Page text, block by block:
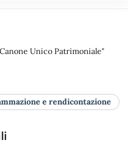
Unico Patrimoniale"
e rendicontazione